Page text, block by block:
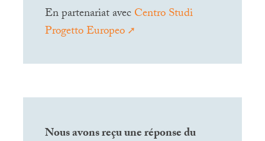
En partenariat avecCentro Studi
Progetto Europeo
Nous avons reçu une réponse du